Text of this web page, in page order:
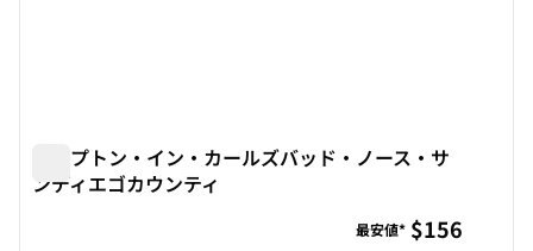
ハンプトン・イン・カールズバッド・ノース・サ
ンディエゴカウンティ
最安値* $156